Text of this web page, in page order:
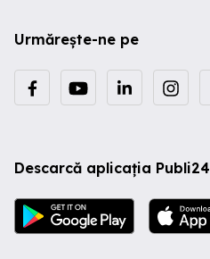
Urmărește-ne pe
Descarcă aplicația Publi24